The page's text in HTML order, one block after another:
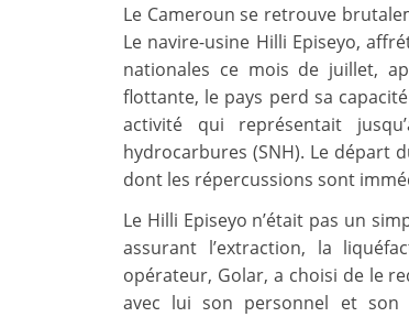
Le Cameroun se retrouve
Le navire-usine Hilli Episeyo,
nationales ce mois de juillet,
flottante, le pays perd sa
activité qui représentait
hydrocarbures (SNH). Le départ
dont les répercussions sont
Le Hilli Episeyo n’était pas un
assurant l’extraction, la
opérateur, Golar, a choisi de le
avec lui son personnel et son